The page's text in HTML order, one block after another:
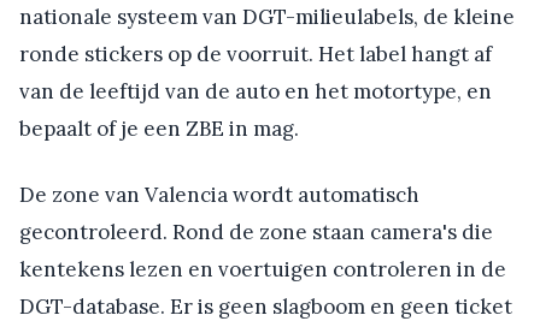
nationale systeem van DGT-milieulabels, de kleine
ronde stickers op de voorruit. Het label hangt af
van de leeftijd van de auto en het motortype, en
bepaalt of je een ZBE in mag.
De zone van Valencia wordt automatisch
gecontroleerd. Rond de zone staan camera's die
kentekens lezen en voertuigen controleren in de
DGT-database. Er is geen slagboom en geen ticket